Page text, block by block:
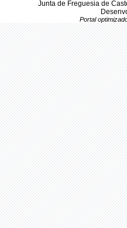
Junta de Freguesia de
Portal